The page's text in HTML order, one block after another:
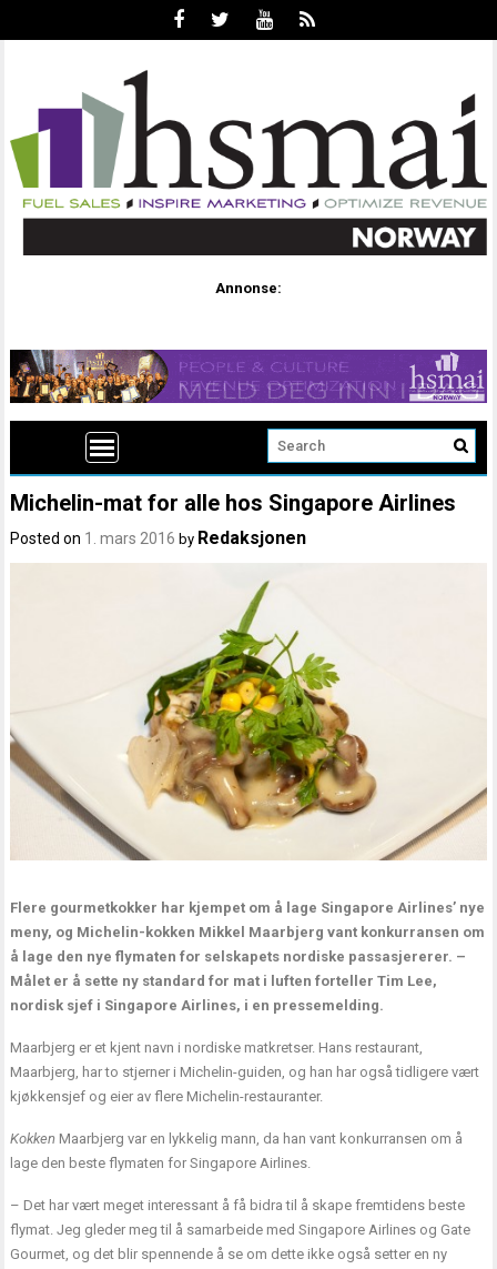
Annonse:
Michelin-mat for alle hos Singapore Airlines
Posted on 1. mars 2016 by Redaksjonen
Flere gourmetkokker har kjempet om å lage Singapore Airlines’ nye
meny, og Michelin-kokken Mikkel Maarbjerg vant konkurransen om
å lage den nye flymaten for selskapets nordiske passasjererer. –
Målet er å sette ny standard for mat i luften forteller Tim Lee,
nordisk sjef i Singapore Airlines, i en pressemelding.
Maarbjerg er et kjent navn i nordiske matkretser. Hans restaurant,
Maarbjerg, har to stjerner i Michelin-guiden, og han har også tidligere vært
kjøkkensjef og eier av flere Michelin-restauranter.
Kokken Maarbjerg var en lykkelig mann, da han vant konkurransen om å
lage den beste flymaten for Singapore Airlines.
– Det har vært meget interessant å få bidra til å skape fremtidens beste
flymat. Jeg gleder meg til å samarbeide med Singapore Airlines og Gate
Gourmet, og det blir spennende å se om dette ikke også setter en ny